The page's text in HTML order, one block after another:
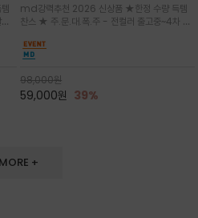
럼 편안하지만 블라우스처럼 단정한 무
드가 느껴지는 코튼 블라우스 탑
md강력추천 2026 신상품 ★한정 수량 득템
찬스 ★ 주.문.대.폭.주 - 전컬러 출고중~4차 리
볍게 퍼지는 박시한 실루엣과 크롭 기장이 하체
를 길어 보이게 해주며 와이드 팬츠와 셋업
98,000원
59,000원 39%
MORE +